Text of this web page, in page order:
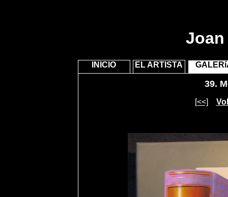
INICIO EL ARTISTA
39.
[<<]